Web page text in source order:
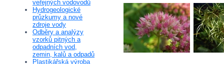
veřejných vodovodů
Hydrogeologické
průzkumy a nové
zdroje vody
Odběry a analýzy
vzorků pitných a
odpadních vod,
zemin, kalů a odpadů
Plastikářská výroba